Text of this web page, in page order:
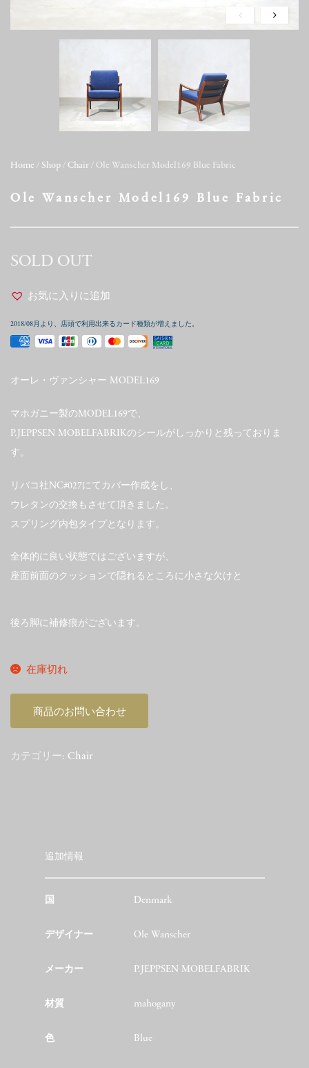
Home / Shop / Chair / Ole Wanscher Model169 Blue Fabric
Ole Wanscher Model169 Blue Fabric
SOLD OUT
お気に入りに追加
2018/08月より、店頭で利用出来るカード種類が増えました。
オーレ・ヴァンシャー MODEL169
マホガニー製のMODEL169で、
P.JEPPSEN MOBELFABRIKのシールがしっかりと残っておりま
す。
リバコ社NC#027にてカバー作成をし、
ウレタンの交換もさせて頂きました。
スプリング内包タイプとなります。
全体的に良い状態ではございますが、
座面前面のクッションで隠れるところに小さな欠けと
後ろ脚に補修痕がございます。
在庫切れ
商品のお問い合わせ
カテゴリー: Chair
追加情報
国 Denmark
デザイナー Ole Wanscher
メーカー P.JEPPSEN MOBELFABRIK
材質 mahogany
色 Blue